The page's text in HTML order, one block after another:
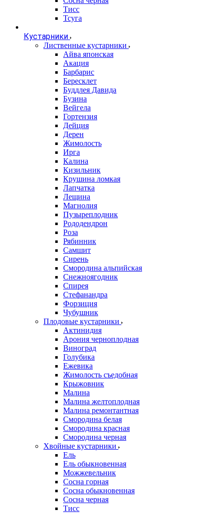
Тисс
Тсуга
Кустарники
Лиственные кустарники
Айва японская
Акация
Барбарис
Бересклет
Буддлея Давида
Бузина
Вейгела
Гортензия
Дейция
Дерен
Жимолость
Ирга
Калина
Кизильник
Крушина ломкая
Лапчатка
Лещина
Магнолия
Пузыреплодник
Рододендрон
Роза
Рябинник
Самшит
Сирень
Смородина альпийская
Снежноягодник
Спирея
Стефанандра
Форзиция
Чубушник
Плодовые кустарники
Актинидия
Арония черноплодная
Виноград
Голубика
Ежевика
Жимолость съедобная
Крыжовник
Малина
Малина желтоплодная
Малина ремонтантная
Смородина белая
Смородина красная
Смородина черная
Хвойные кустарники
Ель
Ель обыкновенная
Можжевельник
Сосна горная
Сосна обыкновенная
Сосна черная
Тисс